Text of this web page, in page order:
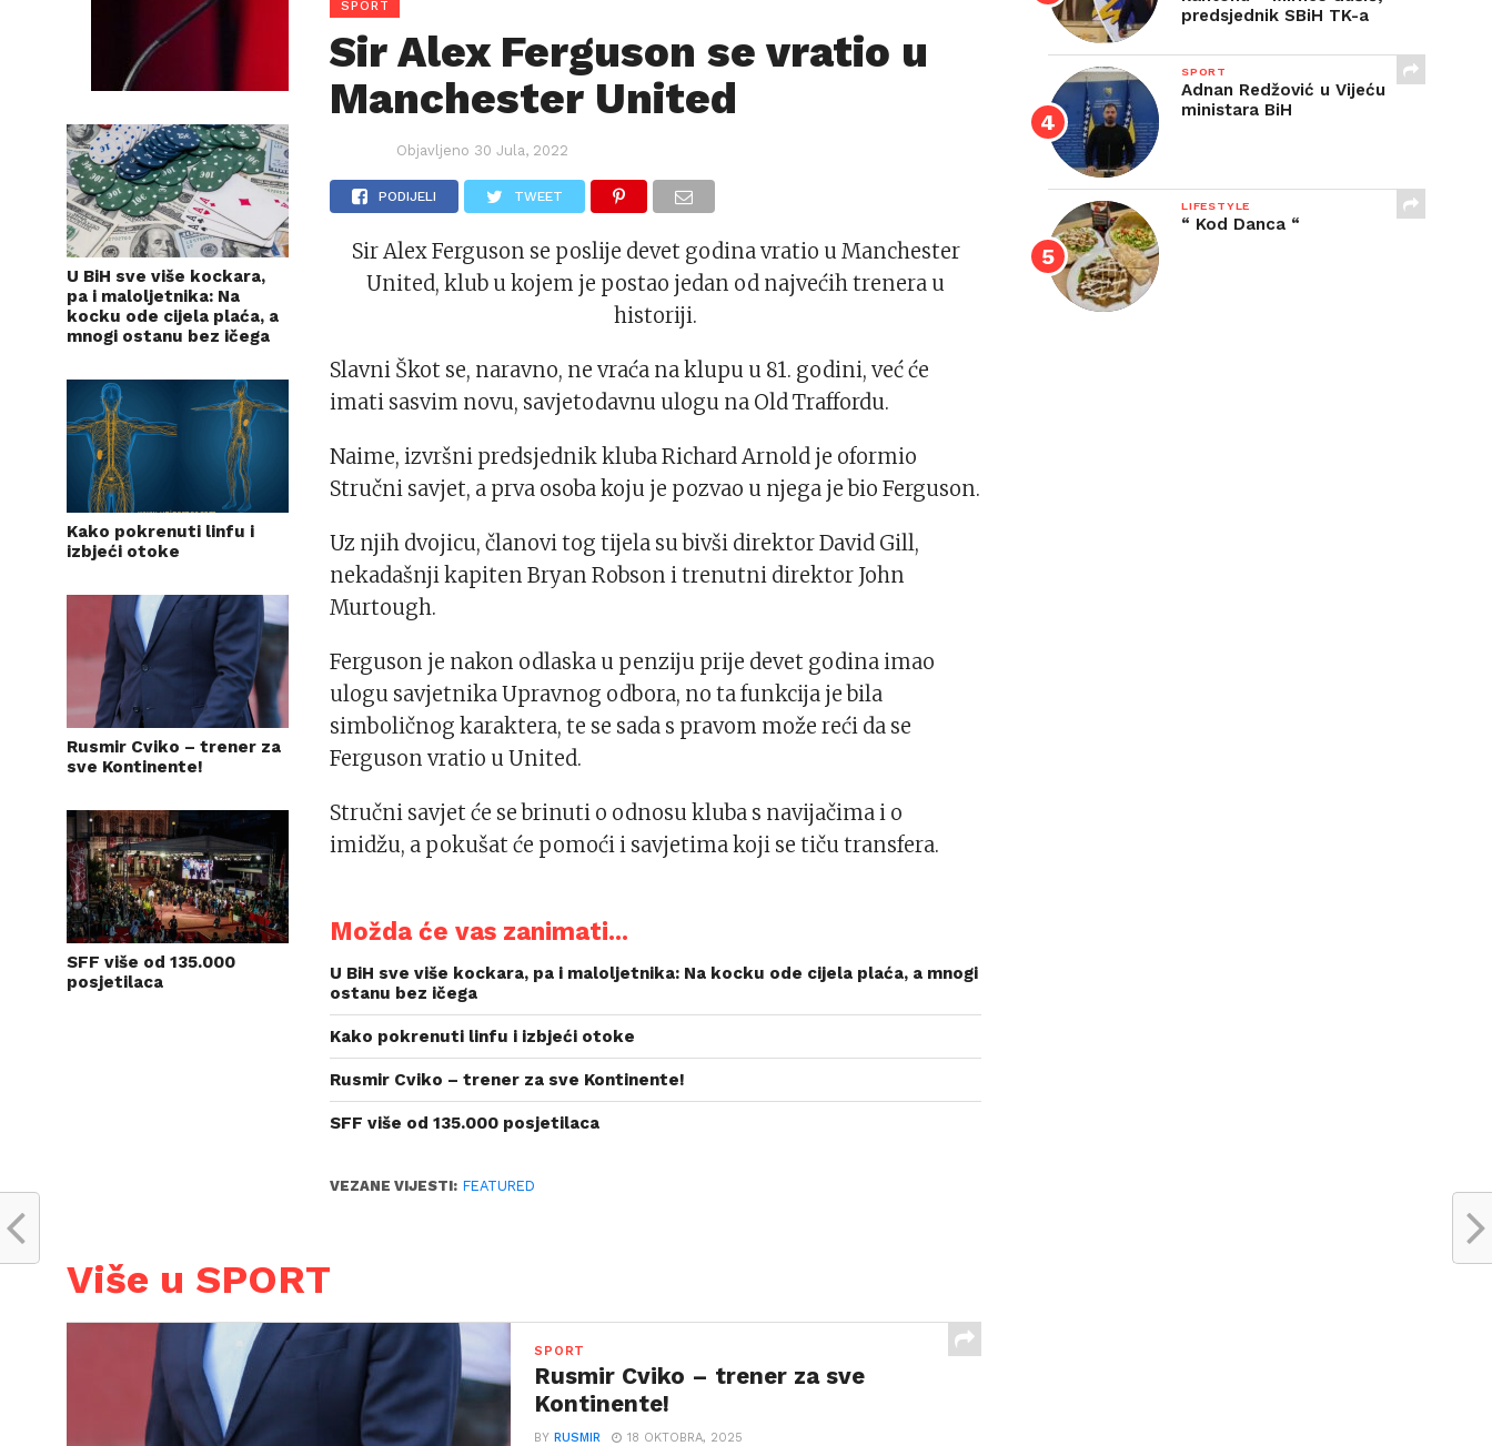
U BiH sve više kockara,
pa i maloljetnika: Na
kocku ode cijela plaća, a
mnogi ostanu bez ičega
Kako pokrenuti linfu i
izbjeći otoke
Rusmir Cviko – trener za
sve Kontinente!
SFF više od 135.000
posjetilaca
SPORT
Sir Alex Ferguson se vratio u
Manchester United
Objavljeno 30 Jula, 2022
PODIJELI TWEET
Sir Alex Ferguson se poslije devet godina vratio u Manchester
United, klub u kojem je postao jedan od najvećih trenera u
historiji.
Slavni Škot se, naravno, ne vraća na klupu u 81. godini, već će
imati sasvim novu, savjetodavnu ulogu na Old Traffordu.
Naime, izvršni predsjednik kluba Richard Arnold je oformio
Stručni savjet, a prva osoba koju je pozvao u njega je bio Ferguson.
Uz njih dvojicu, članovi tog tijela su bivši direktor David Gill,
nekadašnji kapiten Bryan Robson i trenutni direktor John
Murtough.
Ferguson je nakon odlaska u penziju prije devet godina imao
ulogu savjetnika Upravnog odbora, no ta funkcija je bila
simboličnog karaktera, te se sada s pravom može reći da se
Ferguson vratio u United.
Stručni savjet će se brinuti o odnosu kluba s navijačima i o
imidžu, a pokušat će pomoći i savjetima koji se tiču transfera.
Možda će vas zanimati...
U BiH sve više kockara, pa i maloljetnika: Na kocku ode cijela plaća, a mnogi
ostanu bez ičega
Kako pokrenuti linfu i izbjeći otoke
Rusmir Cviko – trener za sve Kontinente!
SFF više od 135.000 posjetilaca
VEZANE VIJESTI: FEATURED
Više u SPORT
SPORT
Rusmir Cviko – trener za sve
Kontinente!
BYRUSMIR 18 OKTOBRA, 2025
predsjednik SBiH TK-a
SPORT
Adnan Redžović u Vijeću
ministara BiH
LIFESTYLE
“ Kod Danca “